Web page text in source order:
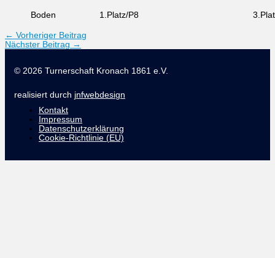
Boden 1.Platz/P8
← Vorheriger Beitrag
Nächster Beitrag →
© 2026 Turnerschaft Kronach 1861 e.V.
realisiert durch jnfwebdesign
Kontakt
Impressum
Datenschutzerklärung
Cookie-Richtlinie (EU)